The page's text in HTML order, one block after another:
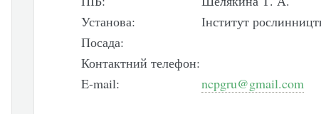
Установа:
Інститут
Посада:
Контактний телефон:
E-mail:
ncpgru@gmail.com